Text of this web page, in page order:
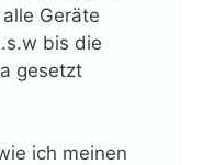
Geräte
bis die
gesetzt
ich meinen